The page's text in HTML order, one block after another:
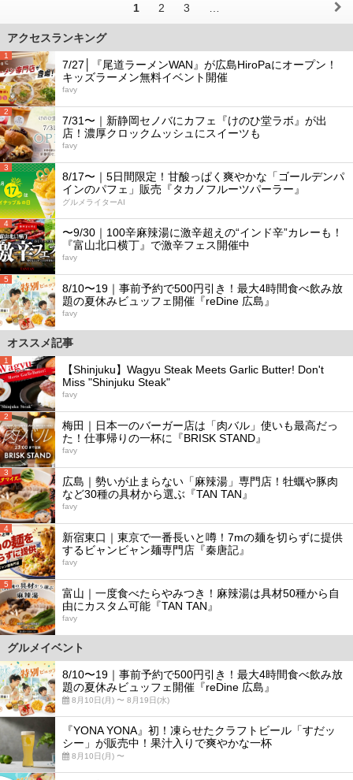
1 2 3
アクセスランキング
1
7/27│『尾道ラーメンWAN』が広島HiroPaにオープン！
キッズラーメン無料イベント開催
favy
2
7/31〜｜新静岡セノバにカフェ『けのひ堂ラボ』が出
店！濃厚クロックムッシュにスイーツも
favy
3
8/17〜｜5日間限定！甘酸っぱく爽やかな「ゴールデンパ
インのパフェ」販売『タカノフルーツパーラー』
グルメライターAI
4
〜9/30｜100辛麻辣湯に激辛超えの“インド辛”カレーも！
『富山北口横丁』で激辛フェス開催中
favy
5
8/10〜19｜事前予約で500円引き！最大4時間食べ飲み放
題の夏休みビュッフェ開催『reDine 広島』
favy
オススメ記事
1
【Shinjuku】Wagyu Steak Meets Garlic Butter! Don't
Miss "Shinjuku Steak"
favy
2
梅田｜日本一のバーガー店は「肉バル」使いも最高だっ
た！仕事帰りの一杯に『BRISK STAND』
favy
3
広島｜勢いが止まらない「麻辣湯」専門店！牡蠣や豚肉
など30種の具材から選ぶ『TAN TAN』
favy
4
新宿東口｜東京で一番長いと噂！7mの麺を切らずに提供
するビャンビャン麺専門店『秦唐記』
favy
5
富山｜一度食べたらやみつき！麻辣湯は具材50種から自
由にカスタム可能『TAN TAN』
favy
グルメイベント
8/10〜19｜事前予約で500円引き！最大4時間食べ飲み放
題の夏休みビュッフェ開催『reDine 広島』
8月10日(月) 〜 8月19日(水)
『YONA YONA』初！凍らせたクラフトビール「すだッ
シー」が販売中！果汁入りで爽やかな一杯
8月10日(月) 〜